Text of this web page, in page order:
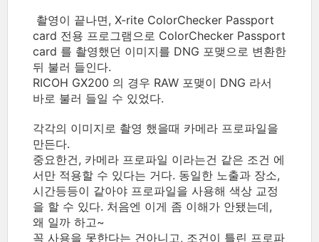
촬영이 끝나면, X-rite ColorChecker Passport
card 전용 프로그램으로 ColorChecker Passport
card 를 촬영했던 이미지를 DNG 포맺으로 변환한
뒤 불러 들인다.
RICOH GX200 의 경우 RAW 포맺이 DNG 라서
바로 불러 들일 수 있었다.
각각의 이미지로 촬영 했을때 카메라 프로파일을
만든다.
중요한건, 카메라 프로파일 이라는건 같은 조건 에
서만 적용할 수 있다는 거다. 동일한 노출과 장소,
시간등등이 같아야 프로파일을 사용해 색상 교정
을 할 수 있다. 처음엔 이게 좀 이해가 안됐는데,
왜 일까 하고~
꼭 사용을 못한다는 건아니고, 조건이 틀린 프로파